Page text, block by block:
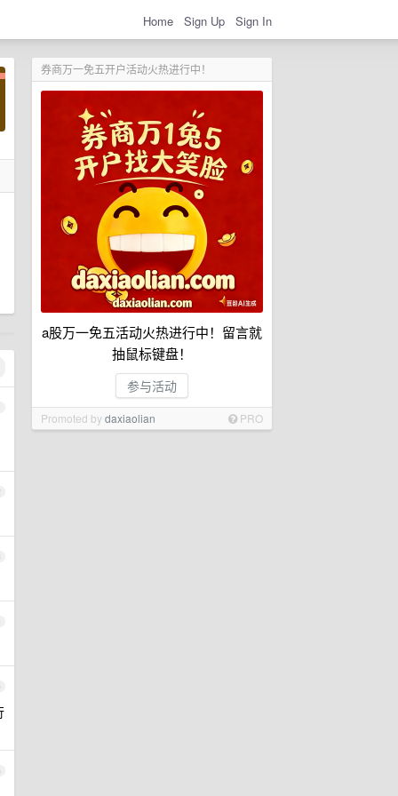
Home Sign Up Sign In
券商万一免五开户活动火热进行中！
a股万一免五活动火热进行中！留言就
抽鼠标键盘！
参与活动
Promoted bydaxiaolian PRO